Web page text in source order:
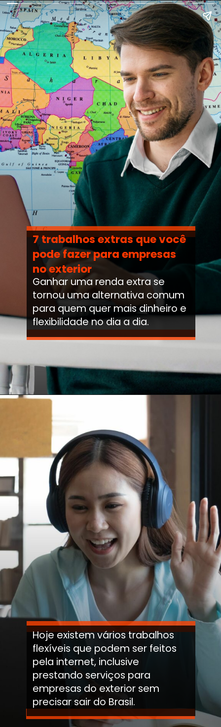
7 trabalhos extras que você
pode fazer para empresas
no exterior
Ganhar uma renda extra se
tornou uma alternativa comum
para quem quer mais dinheiro e
flexibilidade no dia a dia.
Hoje existem vários trabalhos
flexíveis que podem ser feitos
pela internet, inclusive
prestando serviços para
empresas do exterior sem
precisar sair do Brasil.